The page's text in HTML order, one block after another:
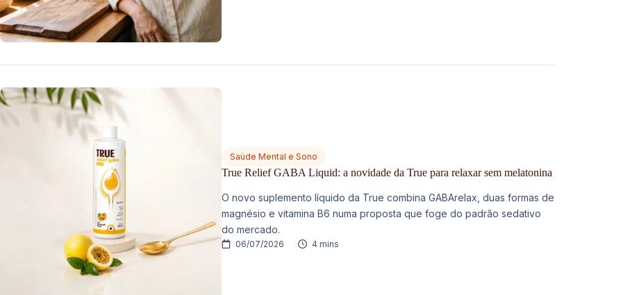
Saúde Mental e Sono
True Relief GABA Liquid: a novidade da True para relaxar sem melatonina
O novo suplemento líquido da True combina GABArelax, duas formas de
magnésio e vitamina B6 numa proposta que foge do padrão sedativo
do mercado.
06/07/2026 4 mins